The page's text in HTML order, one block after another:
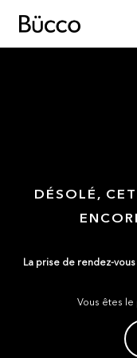
DÉSOLÉ,
La prise de rendez-
Vous êtes